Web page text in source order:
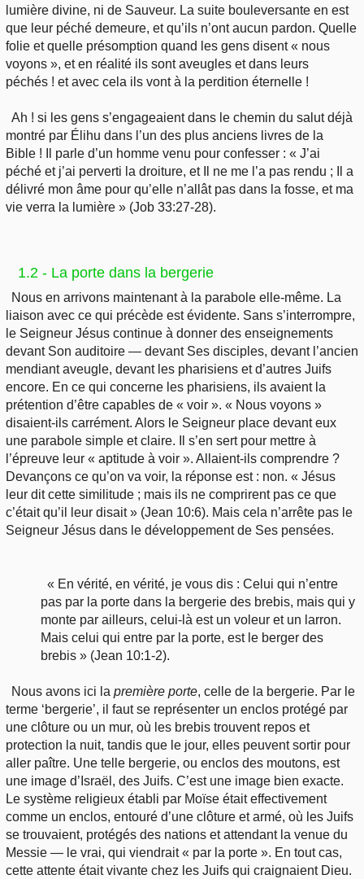
lumière divine, ni de Sauveur. La suite bouleversante en est
que leur péché demeure, et qu’ils n’ont aucun pardon. Quelle
folie et quelle présomption quand les gens disent « nous
voyons », et en réalité ils sont aveugles et dans leurs
péchés ! et avec cela ils vont à la perdition éternelle !
Ah ! si les gens s’engageaient dans le chemin du salut déjà
montré par Élihu dans l’un des plus anciens livres de la
Bible ! Il parle d’un homme venu pour confesser : « J’ai
péché et j’ai perverti la droiture, et Il ne me l’a pas rendu ; Il a
délivré mon âme pour qu’elle n’allât pas dans la fosse, et ma
vie verra la lumière » (Job 33:27-28).
1.2 - La porte dans la bergerie
Nous en arrivons maintenant à la parabole elle-même. La
liaison avec ce qui précède est évidente. Sans s’interrompre,
le Seigneur Jésus continue à donner des enseignements
devant Son auditoire — devant Ses disciples, devant l’ancien
mendiant aveugle, devant les pharisiens et d’autres Juifs
encore. En ce qui concerne les pharisiens, ils avaient la
prétention d’être capables de « voir ». « Nous voyons »
disaient-ils carrément. Alors le Seigneur place devant eux
une parabole simple et claire. Il s’en sert pour mettre à
l’épreuve leur « aptitude à voir ». Allaient-ils comprendre ?
Devançons ce qu’on va voir, la réponse est : non. « Jésus
leur dit cette similitude ; mais ils ne comprirent pas ce que
c’était qu’il leur disait » (Jean 10:6). Mais cela n’arrête pas le
Seigneur Jésus dans le développement de Ses pensées.
« En vérité, en vérité, je vous dis : Celui qui n’entre
pas par la porte dans la bergerie des brebis, mais qui y
monte par ailleurs, celui-là est un voleur et un larron.
Mais celui qui entre par la porte, est le berger des
brebis » (Jean 10:1-2).
Nous avons ici lapremière porte, celle de la bergerie. Par le
terme ‘bergerie’, il faut se représenter un enclos protégé par
une clôture ou un mur, où les brebis trouvent repos et
protection la nuit, tandis que le jour, elles peuvent sortir pour
aller paître. Une telle bergerie, ou enclos des moutons, est
une image d’Israël, des Juifs. C’est une image bien exacte.
Le système religieux établi par Moïse était effectivement
comme un enclos, entouré d’une clôture et armé, où les Juifs
se trouvaient, protégés des nations et attendant la venue du
Messie — le vrai, qui viendrait « par la porte ». En tout cas,
cette attente était vivante chez les Juifs qui craignaient Dieu.